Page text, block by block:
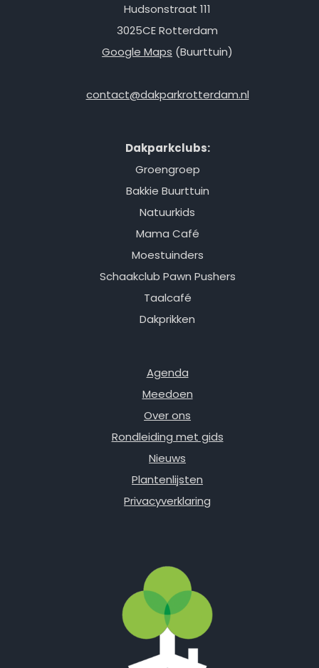
Hudsonstraat 111
3025CE Rotterdam
Google Maps (Buurttuin)
contact@dakparkrotterdam.nl
Dakparkclubs:
Groengroep
Bakkie Buurttuin
Natuurkids
Mama Café
Moestuinders
Schaakclub Pawn Pushers
Taalcafé
Dakprikken
Agenda
Meedoen
Over ons
Rondleiding met gids
Nieuws
Plantenlijsten
Privacyverklaring